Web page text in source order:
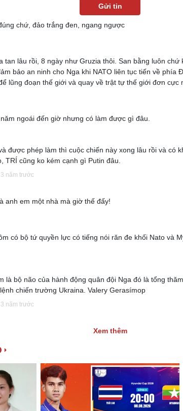
Gửi tin
chứ, đảo trắng đen, ngang ngược
tan lâu rồi, 8 ngày như Gruzia thôi. San bằng luôn
bảo an ninh cho Nga khi NATO liên tục tiến về phía
lũng đoạn thế giới và quay về trật tự thế giới đơn cực
ngoái đến giờ nhưng có làm được gì đâu.
được phép làm thì cuộc chiến này xong lâu rồi và có
TRÍ cũng ko kém cạnh gì Putin đâu.
3 năm trước
anh em một nhà mà giờ thế đấy!
có bộ tứ quyền lực có tiếng nói răn đe khối Nato và
là bộ não của hành động quân đội Nga đó là tổng
chiến trường Ukraina. Valery Gerasímop
3 năm trước
Xem thêm